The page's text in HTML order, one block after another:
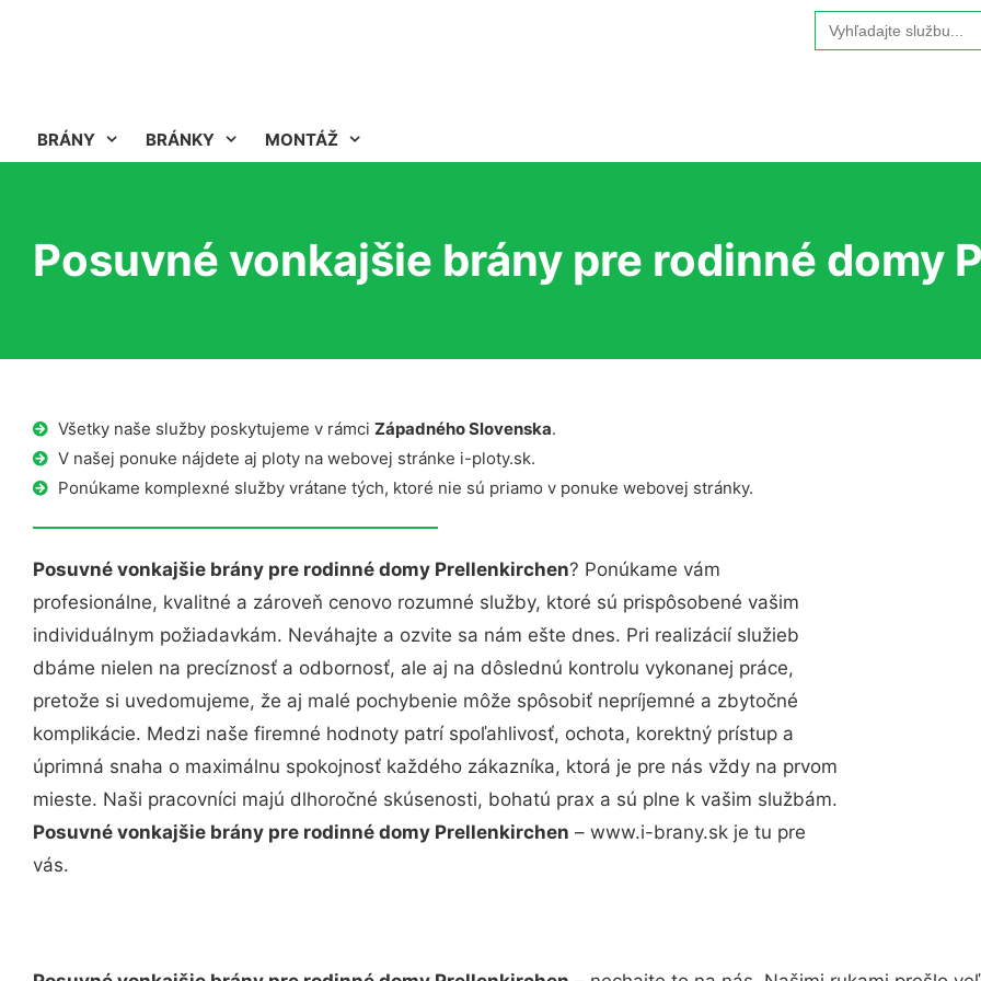
Search
for:
BRÁNY BRÁNKY MONTÁŽ
Posuvné vonkajšie brány pre rodinné domy
Všetky naše služby poskytujeme v rámci Západného Slovenska.
V našej ponuke nájdete aj ploty na webovej stránke i-ploty.sk.
Ponúkame komplexné služby vrátane tých, ktoré nie sú priamo v ponuke webovej stránky.
Posuvné vonkajšie brány pre rodinné domy Prellenkirchen? Ponúkame vám
profesionálne, kvalitné a zároveň cenovo rozumné služby, ktoré sú prispôsobené vašim
individuálnym požiadavkám. Neváhajte a ozvite sa nám ešte dnes. Pri realizácií služieb
dbáme nielen na precíznosť a odbornosť, ale aj na dôslednú kontrolu vykonanej práce,
pretože si uvedomujeme, že aj malé pochybenie môže spôsobiť nepríjemné a zbytočné
komplikácie. Medzi naše firemné hodnoty patrí spoľahlivosť, ochota, korektný prístup a
úprimná snaha o maximálnu spokojnosť každého zákazníka, ktorá je pre nás vždy na prvom
mieste. Naši pracovníci majú dlhoročné skúsenosti, bohatú prax a sú plne k vašim službám.
Posuvné vonkajšie brány pre rodinné domy Prellenkirchen – www.i-brany.sk je tu pre
vás.